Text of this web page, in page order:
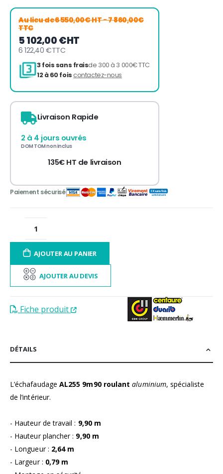
Au lieu de6 550,00€ HT- 7 860,00€
TTC
5 102,00 €HT
6 122,40 €TTC
3 fois sans frais
Livraison Rapide
2 à 4 jours ouvrés
DOM TOM non inclus
135€ HT de livraison
AJOUTER AU PANIER
AJOUTER AU DEVIS
Fiche produit
DÉTAILS
L’échafaudage AL255 9m90 roulant aluminium, spécialiste
de l’intérieur.
- Hauteur de travail : 9,90 m
- Hauteur plancher : 9,90 m
- Longueur : 2,64 m
- Largeur : 0,79 m